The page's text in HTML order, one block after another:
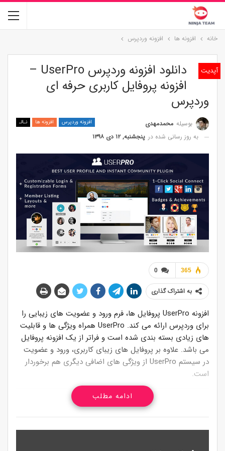
خانه افزونه ها افزونه وردپرس
دانلود افزونه وردپرس UserPro –
افزونه پروفایل کاربری حرفه ای
وردپرس
افزونه وردپرس افزونه ها نـالـ بوسیله محمدمهدی
به روز رسانی شده در پنجشنبه, ۱۲ دی ۱۳۹۸
0 365
به اشتراک گذاری
افزونه UserPro پروفایل ها، فرم ورود و عضویت های زیبایی را
برای وردپرس ارائه می کند. UserPro همراه ویژگی ها و قابلیت
های زیادی بسته بندی شده است و فراتر از یک افزونه پروفایل
می باشد. علاوه بر پروفایل های زیبای کاربری، ورود و عضویت
در سیستم UserPro از ویژگی های اضافی دیگری هم برخوردار
است.
برخی از امکاناتافزونه وردپرس
سازگار با گوتنبرگ
سازگار با EU GDPR
ادامه مطلب